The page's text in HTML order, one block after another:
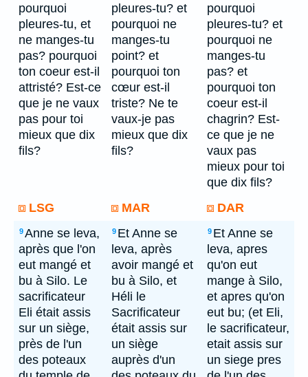
pourquoi
pleures-tu, et
ne manges-tu
pas? pourquoi
ton coeur est-il
attristé? Est-ce
que je ne vaux
pas pour toi
mieux que dix
fils?
pleures-tu? et
pourquoi ne
manges-tu
point? et
pourquoi ton
cœur est-il
triste? Ne te
vaux-je pas
mieux que dix
fils?
pourquoi
pleures-tu? et
pourquoi ne
manges-tu
pas? et
pourquoi ton
coeur est-il
chagrin? Est-
ce que je ne
vaux pas
mieux pour toi
que dix fils?
LSG
MAR DAR
9Anne se leva,
après que l'on
eut mangé et
bu à Silo. Le
sacrificateur
Eli était assis
sur un siège,
près de l'un
des poteaux
9 Et Anne se
leva, après
avoir mangé et
bu à Silo, et
Héli le
Sacrificateur
était assis sur
un siège
auprès d'un
9 Et Anne se
leva, apres
qu'on eut
mange à Silo,
et apres qu'on
eut bu; (et Eli,
le sacrificateur,
etait assis sur
un siege pres